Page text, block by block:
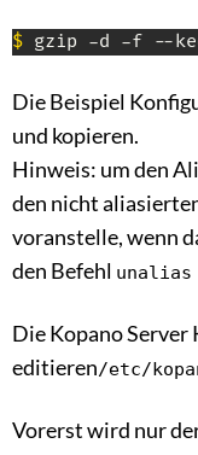
$ gzip -d -f --
Die Beispiel
und kopieren.
Hinweis: um den
den nicht
voranstelle, wenn
den Befehl unalias
Die Kopano
editieren/etc/
Vorerst wird nur